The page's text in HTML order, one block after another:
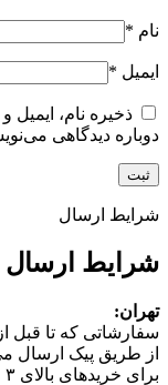
نام *
ایمیل *
ذخیره نام،
دوباره دیدگاهی
شرایط ارسال
شرایط
تهران:
از طریق پیک ارسال
برای خریدهای بالای ۳ میلیون تومان، ارسال در تهران رایگان است.